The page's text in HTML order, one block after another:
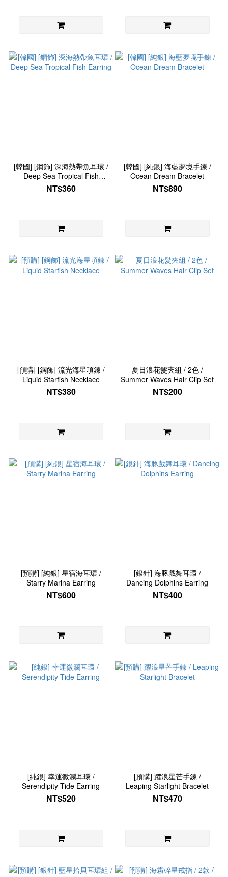
[韓國] [鋼飾] 深海熱帶魚耳環 /
Deep Sea Tropical Fish
Earring
NT$360
[韓國] [純銀] 海藍夢境手鍊 /
Ocean Dream Bracelet
NT$890
[預購] [鋼飾] 流光海星項鍊 /
Liquid Starfish Necklace
NT$380
夏日浪花髮夾組 / 2色 /
Summer Waves Hair Clip Set
NT$200
[預購] [純銀] 星宿海耳環 /
Starry Marina Earring
NT$600
[銀針] 海豚戲舞耳環 /
Dancing Dolphins Earring
NT$400
[純銀] 幸運微瀾耳環 /
Serendipity Tide Earring
NT$520
[預購] 躍浪星芒手鍊 /
Leaping Starlight Bracelet
NT$470